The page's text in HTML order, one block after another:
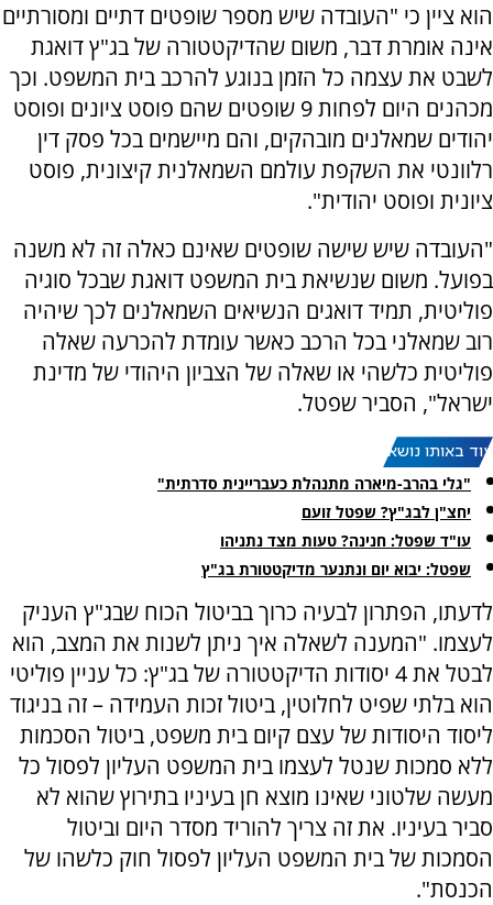
הוא ציין כי "העובדה שיש מספר שופטים דתיים ומסורתיים
אינה אומרת דבר, משום שהדיקטטורה של בג"ץ דואגת
לשבט את עצמה כל הזמן בנוגע להרכב בית המשפט. וכך
מכהנים היום לפחות 9 שופטים שהם פוסט ציונים ופוסט
יהודים שמאלנים מובהקים, והם מיישמים בכל פסק דין
רלוונטי את השקפת עולמם השמאלנית קיצונית, פוסט
ציונית ופוסט יהודית".
"העובדה שיש שישה שופטים שאינם כאלה זה לא משנה
בפועל. משום שנשיאת בית המשפט דואגת שבכל סוגיה
פוליטית, תמיד דואגים הנשיאים השמאלנים לכך שיהיה
רוב שמאלני בכל הרכב כאשר עומדת להכרעה שאלה
פוליטית כלשהי או שאלה של הצביון היהודי של מדינת
ישראל", הסביר שפטל.
עוד באותו נושא:
"גלי בהרב-מיארה מתנהלת כעבריינית סדרתית"
יחצ"ן לבג"ץ? שפטל זועם
עו"ד שפטל: חנינה? טעות מצד נתניהו
שפטל: יבוא יום ונתנער מדיקטטורת בג"ץ
לדעתו, הפתרון לבעיה כרוך בביטול הכוח שבג"ץ העניק
לעצמו. "המענה לשאלה איך ניתן לשנות את המצב, הוא
לבטל את 4 יסודות הדיקטטורה של בג"ץ: כל עניין פוליטי
הוא בלתי שפיט לחלוטין, ביטול זכות העמידה – זה בניגוד
ליסוד היסודות של עצם קיום בית משפט, ביטול הסכמות
ללא סמכות שנטל לעצמו בית המשפט העליון לפסול כל
מעשה שלטוני שאינו מוצא חן בעיניו בתירוץ שהוא לא
סביר בעיניו. את זה צריך להוריד מסדר היום וביטול
הסמכות של בית המשפט העליון לפסול חוק כלשהו של
הכנסת".